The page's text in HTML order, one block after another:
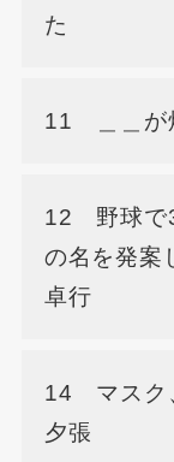
た
11 ＿＿が
12 野球で3
の名を発案
卓行
14 マスク
夕張